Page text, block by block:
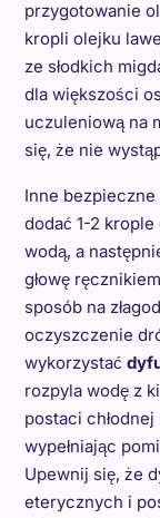
przygotowanie
kropli olejku
ze słodkich
dla większości
uczuleniową na
się, że nie
Inne
dodać 1-2
wodą, a
głowę
sposób na
oczyszczenie
wykorzystać
rozpyla wodę z
postaci
wypełniając
Upewnij się, że
eterycznych i